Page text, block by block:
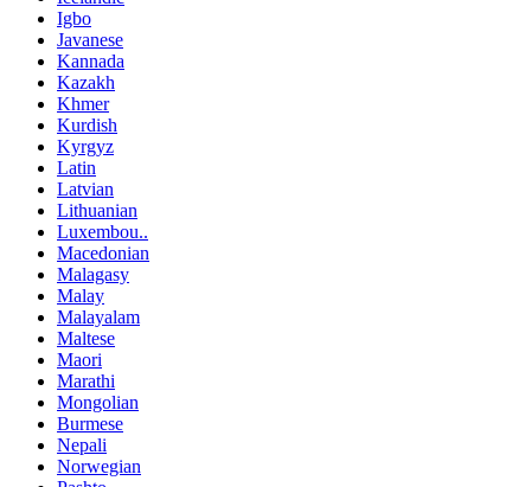
Igbo
Javanese
Kannada
Kazakh
Khmer
Kurdish
Kyrgyz
Latin
Latvian
Lithuanian
Luxembou..
Macedonian
Malagasy
Malay
Malayalam
Maltese
Maori
Marathi
Mongolian
Burmese
Nepali
Norwegian